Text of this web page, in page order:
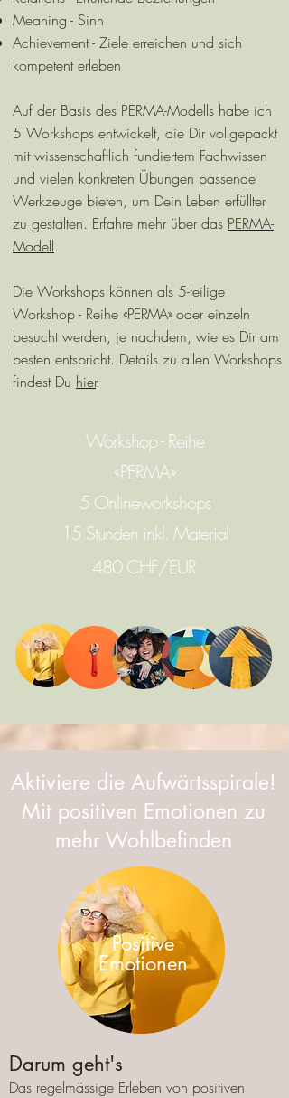
Meaning - Sinn
Achievement - Ziele erreichen und sich
kompetent erleben
Auf der Basis des PERMA-Modells habe ich
5 Workshops entwickelt, die Dir vollgepackt
mit wissenschaftlich fundiertem Fachwissen
und vielen konkreten Übungen passende
Werkzeuge bieten, um Dein Leben erfüllter
zu gestalten. Erfahre mehr über das PERMA-
Modell.
Die Workshops können als 5-teilige
Workshop - Reihe «PERMA»oder einzeln
besucht werden, je nachdem, wie es Dir am
besten entspricht. Details zu allen Workshops
findest Du hier.
Workshop - Reihe
«PERMA»
5 Onlineworkshops
15 Stunden inkl. Material
480 CHF/EUR
Alle Workshops
im Überblick
Aktiviere die Aufwärtsspirale!
Mit positiven Emotionen zu
mehr Wohlbefinden
Positive
Emotionen
Darum geht's
Das regelmässige Erleben von positiven